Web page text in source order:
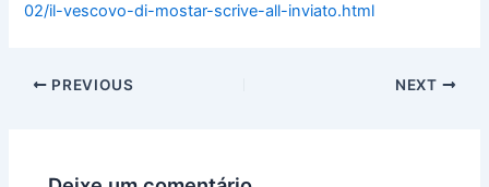
02/il-vescovo-di-mostar-scrive-all-inviato.html
PREVIOUS NEXT